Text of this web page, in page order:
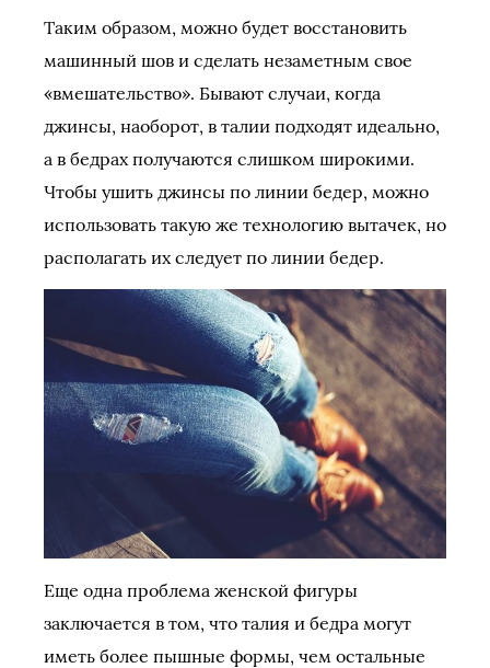
Таким образом, можно будет восстановить
машинный шов и сделать незаметным свое
«вмешательство». Бывают случаи, когда
джинсы, наоборот, в талии подходят идеально,
а в бедрах получаются слишком широкими.
Чтобы ушить джинсы по линии бедер, можно
использовать такую же технологию вытачек, но
располагать их следует по линии бедер.
Еще одна проблема женской фигуры
заключается в том, что талия и бедра могут
иметь более пышные формы, чем остальные